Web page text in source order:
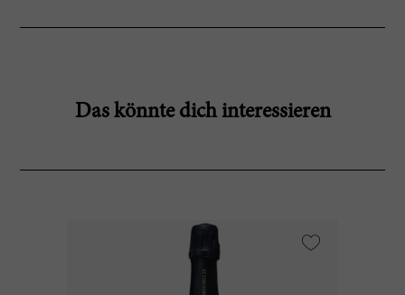
Das könnte dich interessieren